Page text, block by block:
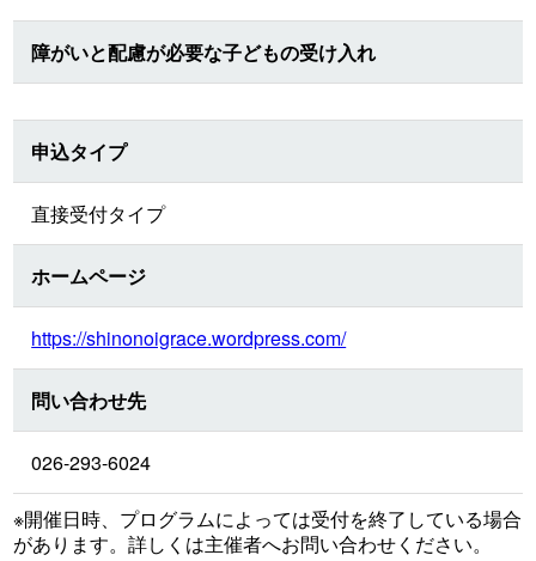
障がいと配慮が必要な子どもの受け入れ
申込タイプ
直接受付タイプ
ホームページ
https://shinonoigrace.wordpress.com/
問い合わせ先
026-293-6024
※開催日時、プログラムによっては受付を終了している場合
があります。詳しくは主催者へお問い合わせください。